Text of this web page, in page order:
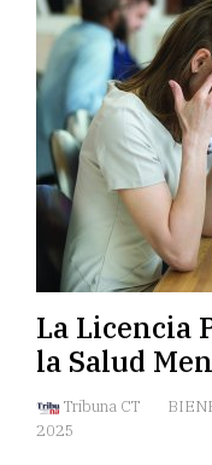
La Licencia
la Salud
Tribuna CT
2025